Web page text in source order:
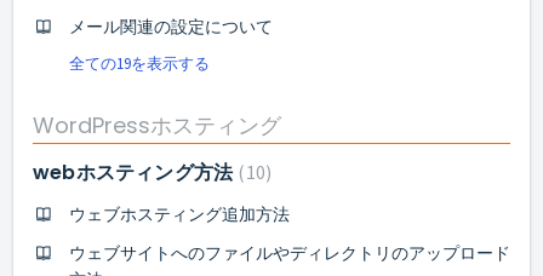
メール関連の設定について
全ての19を表示する
WordPressホスティング
webホスティング方法 10
ウェブホスティング追加方法
ウェブサイトへのファイルやディレクトリのアップロード